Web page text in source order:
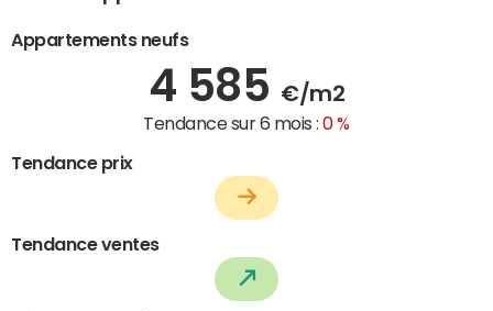
Appartements neufs
4 585 €/m2
Tendance sur 6 mois :0 %
Tendance prix
Tendance ventes